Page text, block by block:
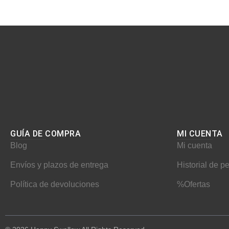
GUÍA DE COMPRA
Blog
Envíos y plazos de entrega
Política de devoluciones
MI CUENTA​
Mi cuenta
Historial de
%Ofertas